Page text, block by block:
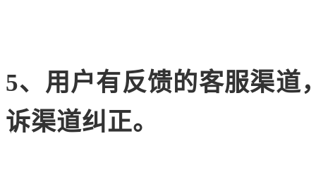
5、用户有反馈的客服渠道
诉渠道纠正。